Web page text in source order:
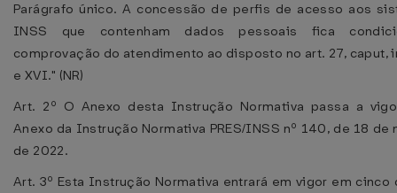
Parágrafo único. A concessão de perfis de acesso aos
INSS que contenham dados pessoais fica
comprovação do atendimento ao disposto no art. 27, caput,
e XVI." (NR)
Art. 2º O Anexo desta Instrução Normativa passa a
Anexo da Instrução Normativa PRES/INSS nº 140, de 18 de
de 2022.
Art. 3º Esta Instrução Normativa entrará em vigor em cinco